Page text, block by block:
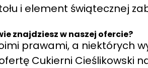
i element świątecznej
znajdziesz w naszej ofercie?
prawami, a niektórych
Cukierni Cieślikowski